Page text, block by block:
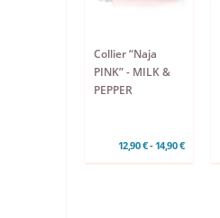
Collier “Naja
PINK” - MILK &
PEPPER
12,90 € - 14,90 €